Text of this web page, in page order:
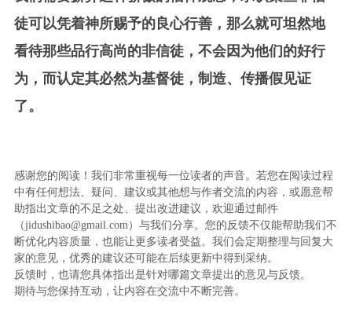
徒可以凭着神所赐予的良心行善，那么就可坦然地
看待那些品行高尚的非信徒，不会因为他们的好行
为，而认定其必然为基督徒，制造、传播假见证
了。
感谢您的阅读！我们非常重视每一位读者的声音。若您在阅读过程
中有任何想法、疑问、建议或其他想与作者交流的内容，或愿意帮
助指出文章的不足之处、提出改进建议，欢迎通过邮件
（jidushibao@gmail.com）与我们分享。您的反馈不仅能帮助我们不
断优化内容质量，也能让更多读者受益。我们会定期整理与回复大
家的意见，优秀的建议还可能在后续更新中得到采纳。
反馈时，也请您具体指出是针对哪篇文章提出的意见与反馈。
期待与您保持互动，让内容在交流中不断完善。